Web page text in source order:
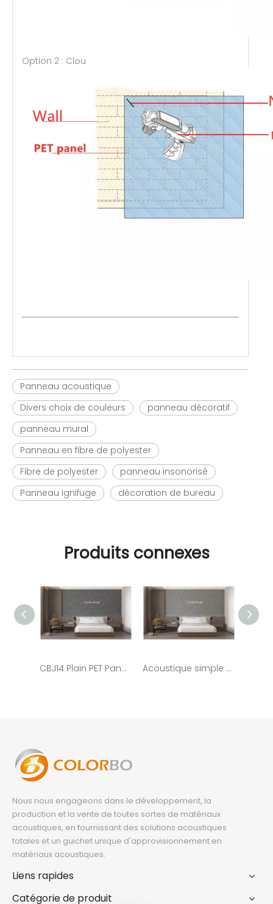
Option 2 : Clou
Panneau acoustique
Divers choix de couleurs
panneau décoratif
panneau mural
Panneau en fibre de polyester
Fibre de polyester
panneau insonorisé
Panneau ignifuge
décoration de bureau
Produits connexes
CBJ14 Plain PET Panels Panneaux acoustiques en polyester respectueux de l'environnement Acoustique simple d'animal familier de panneaux acoustiques de polyester de matériel d'insonorisation de suppression du bruit CBJ13
Nous nous engageons dans le développement, la
production et la vente de toutes sortes de matériaux
acoustiques, en fournissant des solutions acoustiques
totales et un guichet unique d'approvisionnement en
matériaux acoustiques.
Liens rapides
Catégorie de produit